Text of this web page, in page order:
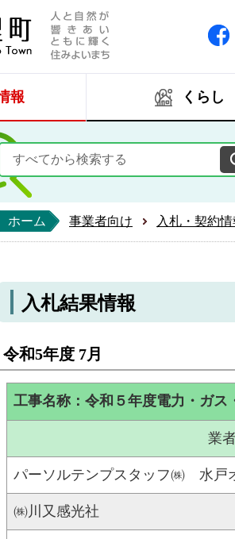
報 くらし
ホーム 事業者向け 入札・契約
入札結果情報
令和5年度 7月
工事名称：令和５年度電力・ガ
業
パーソルテンプスタッフ㈱ 水戸
㈱川又感光社